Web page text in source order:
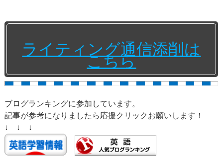
ライティング通信添削は
こちら
ブログランキングに参加しています。
記事が参考になりましたら応援クリックお願いします！
↓ ↓ ↓